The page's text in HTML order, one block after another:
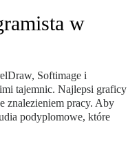
w
Softimage i
tajemnic. Najlepsi graficy
znalezieniem pracy. Aby
podyplomowe, które